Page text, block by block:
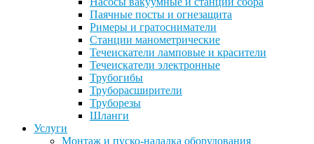
Паячные посты и огнезащита
Римеры и гратосниматели
Станции манометрические
Течеискатели ламповые и красители
Течеискатели электронные
Трубогибы
Труборасширители
Труборезы
Шланги
Услуги
Монтаж и пуско-наладка оборудования